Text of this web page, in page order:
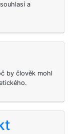
a
by člověk mohl